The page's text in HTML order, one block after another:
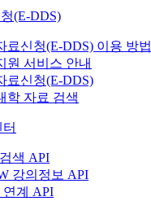
(E-DDS)
료신청(E-DDS) 이용 방법
원 서비스 안내
료신청(E-DDS)
학 자료 검색
색 API
강의정보 API
계 API